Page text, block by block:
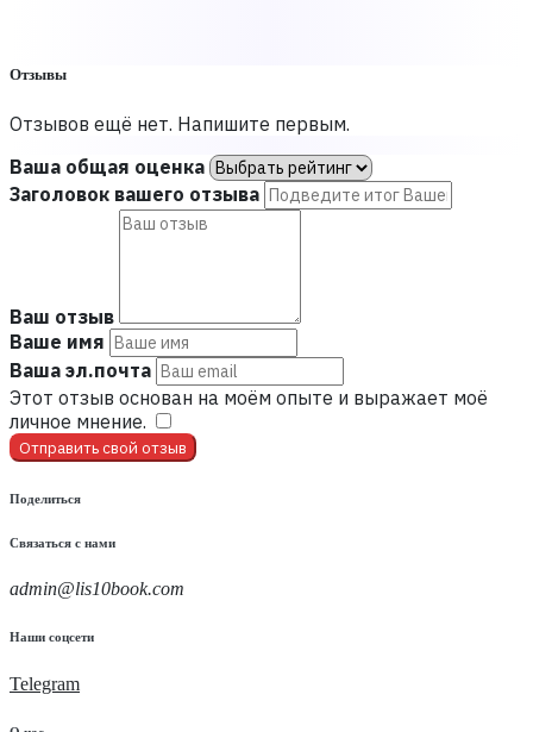
Отзывы
Отзывов ещё нет. Напишите первым.
Ваша общая оценка
Заголовок вашего отзыва
Ваш отзыв
Ваше имя
Ваша эл.почта
Этот отзыв основан на моём опыте и выражает моё
личное мнение.
Отправить свой отзыв
Поделиться
Связаться с нами
admin@lis10book.com
Наши соцсети
Telegram